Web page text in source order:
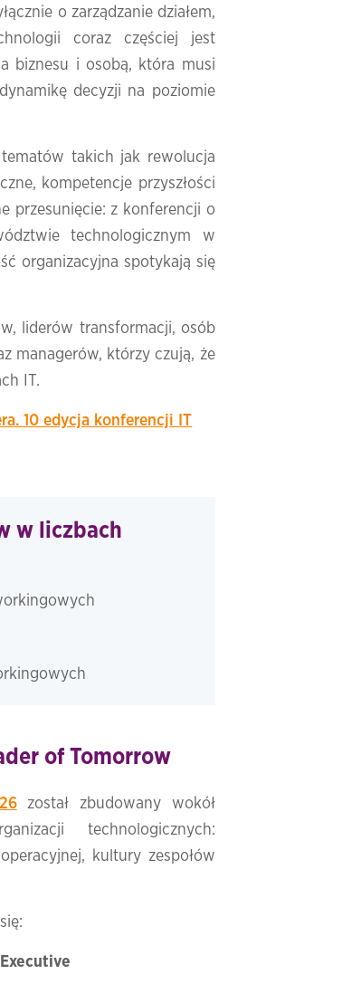
o zarządzanie działem,
coraz częściej jest
biznesu i osobą, która musi
decyzji na poziomie
takich jak rewolucja
kompetencje przyszłości
przesunięcie: z konferencji o
technologicznym w
organizacyjna spotykają się
liderów transformacji, osób
managerów, którzy czują, że
IT.
10 edycja konferencji IT
w liczbach
of Tomorrow
został zbudowany wokół
technologicznych:
kultury zespołów